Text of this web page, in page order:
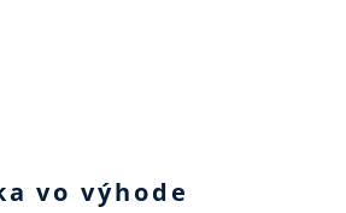
vo výhode